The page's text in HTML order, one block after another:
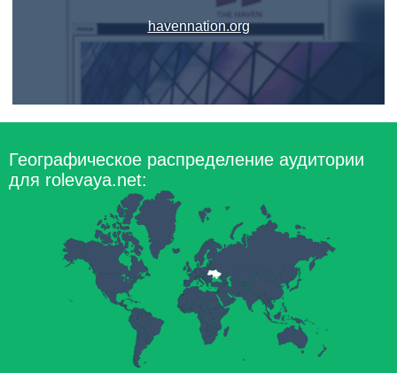
havennation.org
Географическое распределение аудитории
для rolevaya.net: